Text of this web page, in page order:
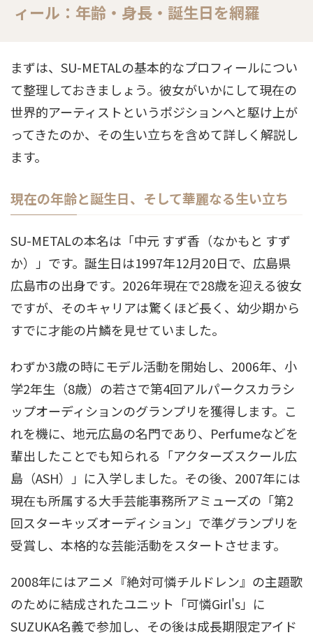
ィール：年齢・身長・誕生日を網羅
まずは、SU-METALの基本的なプロフィールについ
て整理しておきましょう。彼女がいかにして現在の
世界的アーティストというポジションへと駆け上が
ってきたのか、その生い立ちを含めて詳しく解説し
ます。
現在の年齢と誕生日、そして華麗なる生い立ち
SU-METALの本名は「中元 すず香（なかもと すず
か）」です。誕生日は1997年12月20日で、広島県
広島市の出身です。2026年現在で28歳を迎える彼女
ですが、そのキャリアは驚くほど長く、幼少期から
すでに才能の片鱗を見せていました。
わずか3歳の時にモデル活動を開始し、2006年、小
学2年生（8歳）の若さで第4回アルパークスカラシ
ップオーディションのグランプリを獲得します。こ
れを機に、地元広島の名門であり、Perfumeなどを
輩出したことでも知られる「アクターズスクール広
島（ASH）」に入学しました。その後、2007年には
現在も所属する大手芸能事務所アミューズの「第2
回スターキッズオーディション」で準グランプリを
受賞し、本格的な芸能活動をスタートさせます。
2008年にはアニメ『絶対可憐チルドレン』の主題歌
のために結成されたユニット「可憐Girl's」に
SUZUKA名義で参加し、その後は成長期限定アイド